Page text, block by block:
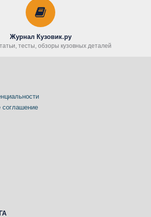
Журнал Кузовик.ру
тесты, обзоры кузовных деталей
соглашение